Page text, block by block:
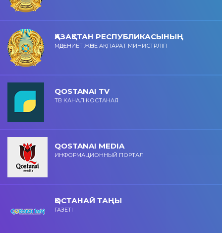
ҚАЗАҚСТАН РЕСПУБЛИКАСЫНЫҢ
МӘДЕНИЕТ ЖӘНЕ АҚПАРАТ МИНИСТРЛІГІ
QOSTANAI TV
ТВ КАНАЛ КОСТАНАЯ
QOSTANAI MEDIA
ИНФОРМАЦИОННЫЙ ПОРТАЛ
ҚОСТАНАЙ ТАҢЫ
ГАЗЕТІ